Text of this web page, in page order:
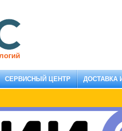
СЕРВИСНЫЙ ЦЕНТР ДОСТАВКА